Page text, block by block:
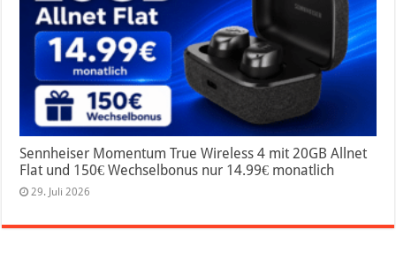
Sennheiser Momentum True Wireless 4 mit 20GB Allnet
Flat und 150€ Wechselbonus nur 14.99€ monatlich
29. Juli 2026